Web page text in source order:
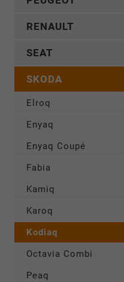
RENAULT
SEAT
SKODA
Elroq
Enyaq
Enyaq Coupé
Fabia
Kamiq
Karoq
Kodiaq
Octavia Combi
Peaq